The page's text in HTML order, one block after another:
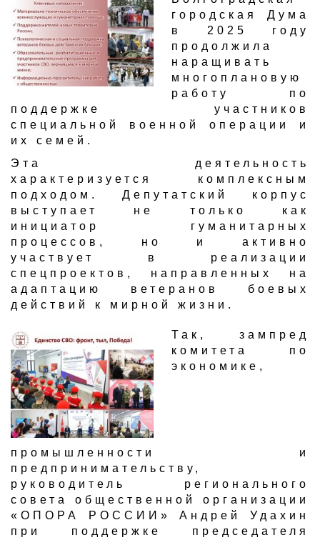
городская Дума
в 2025 году
продолжила
наращивать
многоплановую
работу по
поддержке участников
специальной военной операции и
их семей.
Эта деятельность
характеризуется комплексным
подходом. Депутатский корпус
выступает не только как
инициатор гуманитарных
процессов, но и активно
участвует в реализации
спецпроектов, направленных на
адаптацию ветеранов боевых
действий к мирной жизни.
Так, зампред
комитета по
экономике,
промышленности и
предпринимательству,
руководитель регионального
совета общественной организации
«ОПОРА РОССИИ» Андрей Удахин
при поддержке председателя